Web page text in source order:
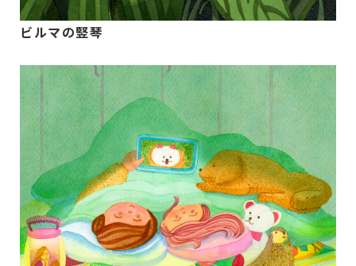
ビルマの竪琴